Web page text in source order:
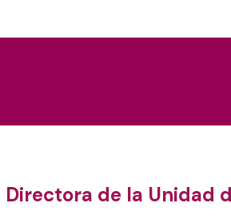
de la Unidad